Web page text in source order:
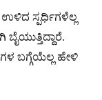
ಸ್ಪರ್ಧಿಗಳೆಲ್ಲ
ಬಗ್ಗೆಯೆಲ್ಲ ಹೇಳಿ